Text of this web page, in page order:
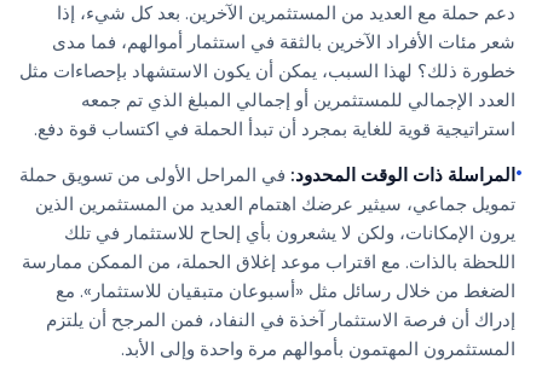
دعم حملة مع العديد من المستثمرين الآخرين. بعد كل شيء، إذا
شعر مئات الأفراد الآخرين بالثقة في استثمار أموالهم، فما مدى
خطورة ذلك؟ لهذا السبب، يمكن أن يكون الاستشهاد بإحصاءات مثل
العدد الإجمالي للمستثمرين أو إجمالي المبلغ الذي تم جمعه
استراتيجية قوية للغاية بمجرد أن تبدأ الحملة في اكتساب قوة دفع.
•المراسلة ذات الوقت المحدود: في المراحل الأولى من تسويق حملة
تمويل جماعي، سيثير عرضك اهتمام العديد من المستثمرين الذين
يرون الإمكانات، ولكن لا يشعرون بأي إلحاح للاستثمار في تلك
اللحظة بالذات. مع اقتراب موعد إغلاق الحملة، من الممكن ممارسة
الضغط من خلال رسائل مثل «أسبوعان متبقيان للاستثمار». مع
إدراك أن فرصة الاستثمار آخذة في النفاد، فمن المرجح أن يلتزم
المستثمرون المهتمون بأموالهم مرة واحدة وإلى الأبد.